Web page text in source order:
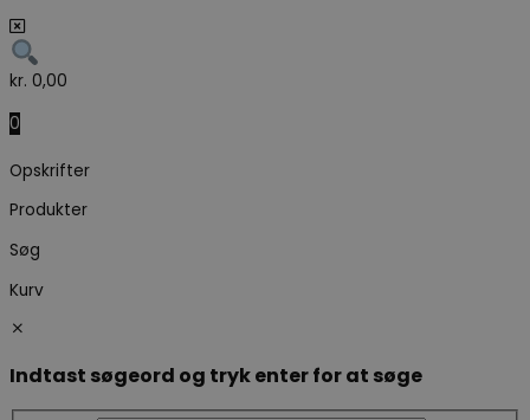
kr. 0,00
0
Opskrifter
Produkter
Søg
Kurv
Indtast søgeord og tryk enter for at søge